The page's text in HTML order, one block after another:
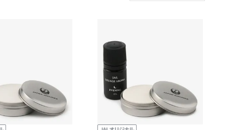
順）
価格（安い順）
価格（高い順）